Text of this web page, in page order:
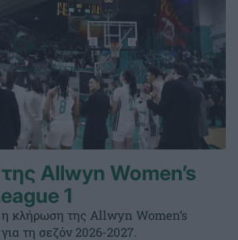
Allwyn Women’s
1
κλήρωση της Allwyn Women’s
τη σεζόν 2026-2027.